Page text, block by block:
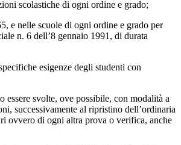
scolastiche di ogni ordine e grado;
e nelle scuole di ogni ordine e grado per
n. 6 dell’8 gennaio 1991, di durata
esigenze degli studenti con
svolte, ove possibile, con modalità a
successivamente al ripristino dell’ordinaria
ovvero di ogni altra prova o verifica, anche